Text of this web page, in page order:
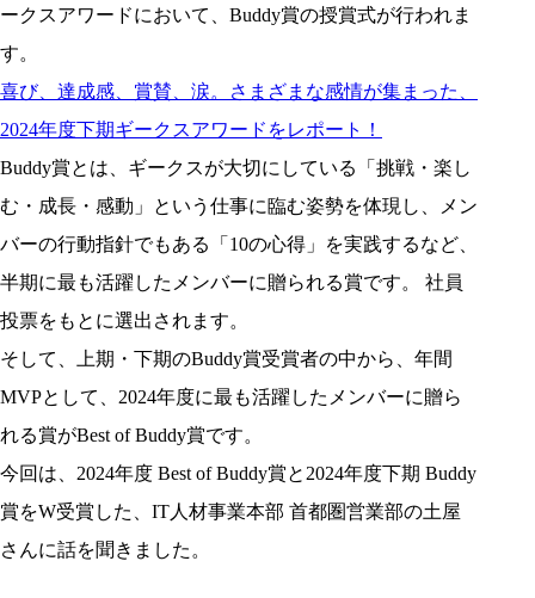
ークスアワードにおいて、Buddy賞の授賞式が行われま
す。
喜び、達成感、賞賛、涙。さまざまな感情が集まった、
2024年度下期ギークスアワードをレポート！
Buddy賞とは、ギークスが大切にしている「挑戦・楽し
む・成長・感動」という仕事に臨む姿勢を体現し、メン
バーの行動指針でもある「10の心得」を実践するなど、
半期に最も活躍したメンバーに贈られる賞です。 社員
投票をもとに選出されます。
そして、上期・下期のBuddy賞受賞者の中から、年間
MVPとして、2024年度に最も活躍したメンバーに贈ら
れる賞がBest of Buddy賞です。
今回は、2024年度 Best of Buddy賞と2024年度下期 Buddy
賞をW受賞した、IT人材事業本部 首都圏営業部の土屋
さんに話を聞きました。